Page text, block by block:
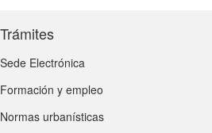
Trámites
Sede Electrónica
Formación y empleo
Normas urbanísticas